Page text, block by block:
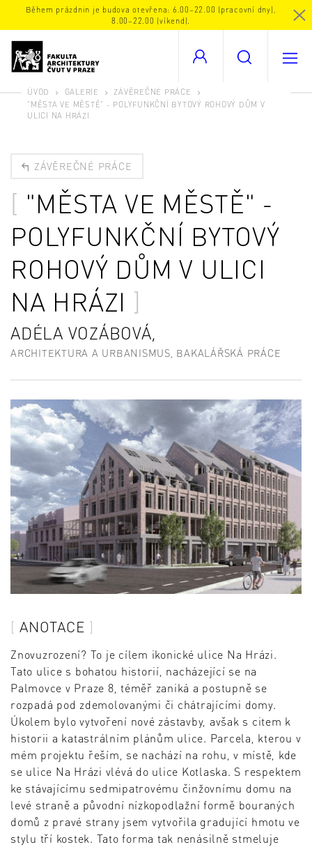
Během prázdnin je budova otevřena: 6.00–22.00 (pracovní dny),
8.00–22.00 (víkend).
ÚVOD GALERIE
ZÁVĚREČNÉ PRÁCE
"MĚSTA VE MĚSTĚ" - POLYFUNKČNÍ BYTOVÝ ROHOVÝ DŮM V
ULICI NA HRÁZI
ZÁVĚREČNÉ PRÁCE
"MĚSTA VE MĚSTĚ" -
POLYFUNKČNÍ BYTOVÝ
ROHOVÝ DŮM V ULICI
NA HRÁZI
ADÉLA VOZÁBOVÁ,
ARCHITEKTURA A URBANISMUS, BAKALÁŘSKÁ PRÁCE
ANOTACE
Znovuzrození? To je cílem ikonické ulice Na Hrázi.
Tato ulice s bohatou historií, nacházející se na
Palmovce v Praze 8, téměř zaniká a postupně se
rozpadá pod zdemolovanými či chátrajícími domy.
Úkolem bylo vytvoření nové zástavby, avšak s citem k
historii a katastrálním plánům ulice. Parcela, kterou v
mém projektu řeším, se nachází na rohu, v místě, kde
se ulice Na Hrázi vlévá do ulice Kotlaska. S respektem
ke stávajícímu sedmipatrovému činžovnímu domu na
levé straně a původní nízkopodlažní formě bouraných
domů z pravé strany jsem vytvořila gradující hmotu ve
stylu tří kostek. Tato forma tak nenásilně stmeluje